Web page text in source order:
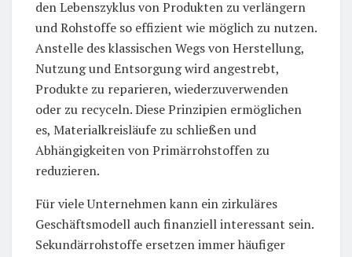
den Lebenszyklus von Produkten zu verlängern
und Rohstoffe so effizient wie möglich zu nutzen.
Anstelle des klassischen Wegs von Herstellung,
Nutzung und Entsorgung wird angestrebt,
Produkte zu reparieren, wiederzuverwenden
oder zu recyceln. Diese Prinzipien ermöglichen
es, Materialkreisläufe zu schließen und
Abhängigkeiten von Primärrohstoffen zu
reduzieren.
Für viele Unternehmen kann ein zirkuläres
Geschäftsmodell auch finanziell interessant sein.
Sekundärrohstoffe ersetzen immer häufiger